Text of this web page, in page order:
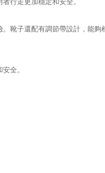
行走更加穩定和安全。
靴子還配有調節帶設計，能
全。